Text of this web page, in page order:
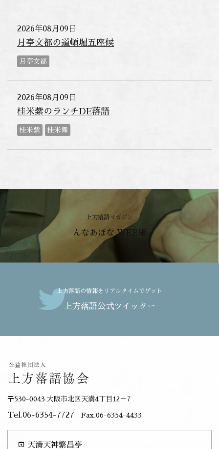
2026年08月09日
月亭文都の道頓堀五座候
月亭文都
2026年08月09日
桂米紫のランチDE落語
桂米紫 桂米舞
上方落語マガジン
んなあほな WEB版
上方落語の情報をリアルタイムでゲット
上方落語公式ツイッター
〒530-0043 大阪市北区天満4丁目12－7
Tel.06-6354-7727 Fax.06-6354-4433
open_in_browser 天満天神繁昌亭